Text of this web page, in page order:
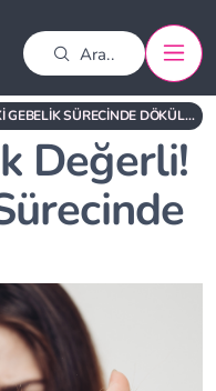
SAÇLARIMIZ ÇOK DEĞERLI! PEKI GEBELIK SÜRECINDE DÖKÜLENLER?
Değerli!